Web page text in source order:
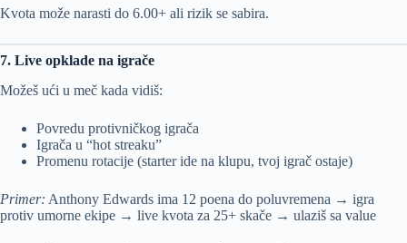
Kvota može narasti do 6.00+ ali rizik se sabira.
7. Live opklade na igrače
Možeš ući u meč kada vidiš:
Povredu protivničkog igrača
Igrača u “hot streaku”
Promenu rotacije (starter ide na klupu, tvoj igrač ostaje)
Primer: Anthony Edwards ima 12 poena do poluvremena → igra
protiv umorne ekipe → live kvota za 25+ skače → ulaziš sa value